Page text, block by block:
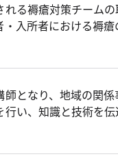
れる褥瘡対策チーム
・入所者における褥
師となり、地域の関
行い、知識と技術を